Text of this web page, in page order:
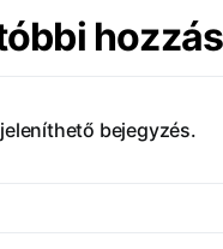
bejegyzés.